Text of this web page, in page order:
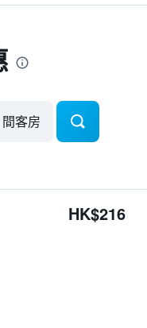
客房
HK$216